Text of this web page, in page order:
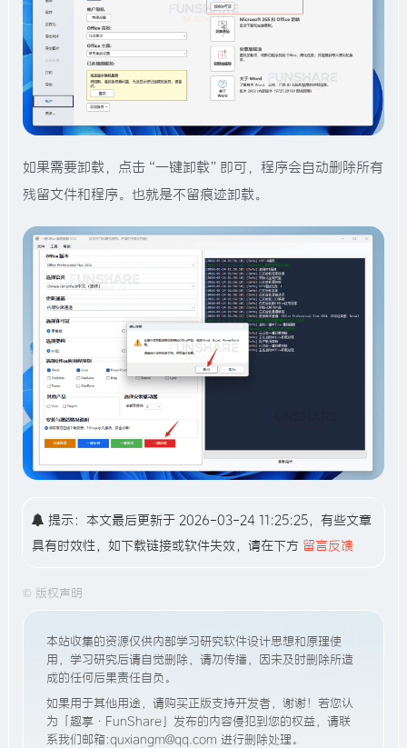
如果需要卸载，点击“一键卸载”即可，程序会自动删除所有
残留文件和程序。也就是不留痕迹卸载。
提示：本文最后更新于 2026-03-24 11:25:25，有些文章
具有时效性，如下载链接或软件失效，请在下方 留言反馈
© 版权声明
本站收集的资源仅供内部学习研究软件设计思想和原理使
用，学习研究后请自觉删除，请勿传播，因未及时删除所造
成的任何后果责任自负。
如果用于其他用途，请购买正版支持开发者，谢谢！若您认
为「趣享·FunShare」发布的内容侵犯到您的权益，请联
系我们邮箱:quxiangm@qq.com 进行删除处理。